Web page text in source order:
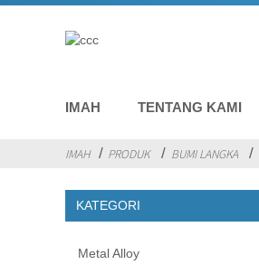
IMAH TENTANG KAMI
IMAH PRODUK BUMI LANGKA
KATEGORI
Metal Alloy